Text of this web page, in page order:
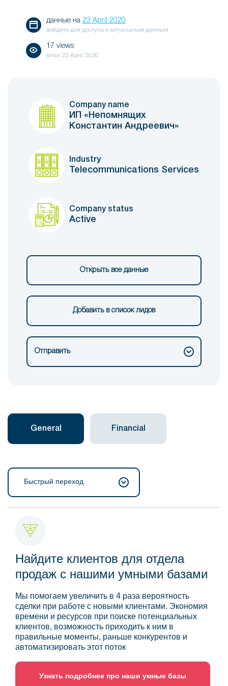
данные на 23 April 2020
войдите для доступа к актуальным данным
17 views
since 22 April 2020
Company name
ИП «Непомнящих
Константин Андреевич»
Industry
Telecommunications Services
Company status
Active
Открыть все данные
Добавить в список лидов
Отправить
General Financial
Быстрый переход
Найдите клиентов для отдела
продаж с нашими умными базами
Мы помогаем увеличить в 4 раза вероятность
сделки при работе с новыми клиентами. Экономия
времени и ресурсов при поиске потенциальных
клиентов, возможность приходить к ним в
правильные моменты, раньше конкурентов и
автоматизировать этот поток
Узнать подробнее про наши умные базы